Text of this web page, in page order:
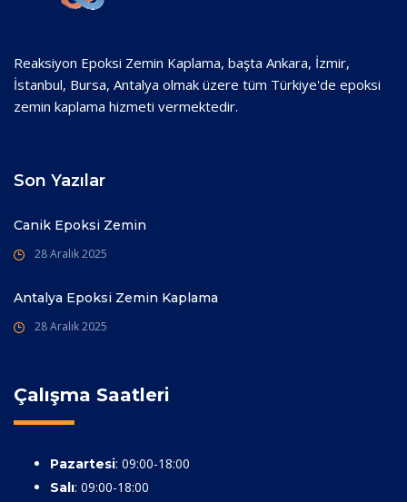
Reaksiyon Epoksi Zemin Kaplama, başta Ankara, İzmir,
İstanbul, Bursa, Antalya olmak üzere tüm Türkiye'de epoksi
zemin kaplama hizmeti vermektedir.
Son Yazılar
Canik Epoksi Zemin
28 Aralık 2025
Antalya Epoksi Zemin Kaplama
28 Aralık 2025
Çalışma Saatleri
Pazartesi: 09:00-18:00
Salı: 09:00-18:00